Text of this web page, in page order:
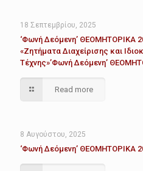
18 Σεπτεμβρίου, 2025
‘Φωνή Δεόμενη’ ΘΕΟΜΗΤΟΡΙΚΑ
«Ζητήματα Διαχείρισης και
Τέχνης»’Φωνή Δεόμενη’
Read more
8 Αυγούστου, 2025
‘Φωνή Δεόμενη’ ΘΕΟΜΗΤΟΡΙΚΑ